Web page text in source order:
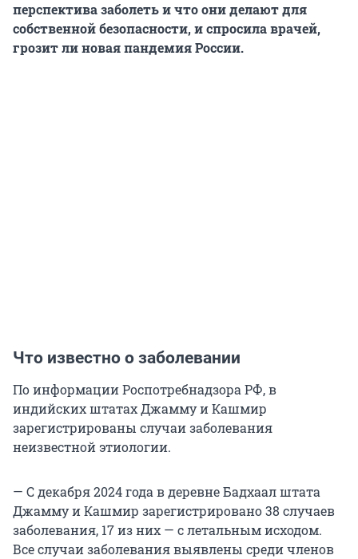
перспектива заболеть и что они делают для
собственной безопасности, и спросила врачей,
грозит ли новая пандемия России.
Что известно о заболевании
По информации Роспотребнадзора РФ, в
индийских штатах Джамму и Кашмир
зарегистрированы случаи заболевания
неизвестной этиологии.
— С декабря 2024 года в деревне Бадхаал штата
Джамму и Кашмир зарегистрировано 38 случаев
заболевания, 17 из них — с летальным исходом.
Все случаи заболевания выявлены среди членов